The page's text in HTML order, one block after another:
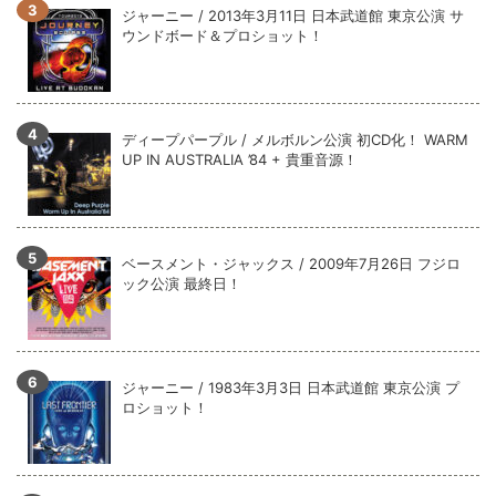
全収録！
*NEW RELEASE (最新約3ヶ月)
2024.6.9
ジャーニー / 1979年5月8+9日 コロラド州 2公演 SBD 完全収録！
ジャーニー / 2013年3月11日 日本武道館 東京公演 サ
ウンドボード＆プロショット！
ディープパープル / メルボルン公演 初CD化！ WARM
UP IN AUSTRALIA ’84 + 貴重音源！
ベースメント・ジャックス / 2009年7月26日 フジロ
ック公演 最終日！
ジャーニー / 1983年3月3日 日本武道館 東京公演 プ
ロショット！